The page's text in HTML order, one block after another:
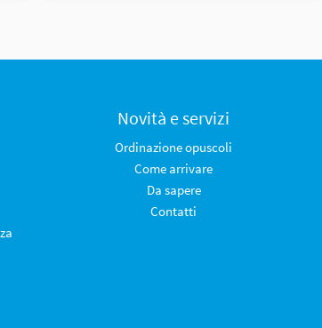
Novità e servizi
Ordinazione opuscoli
Come arrivare
Da sapere
Contatti